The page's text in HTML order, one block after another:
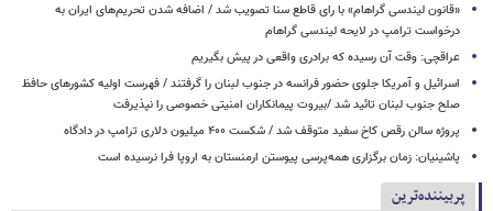
«قانون لیندسی گراهام» با رای قاطع سنا تصویب شد / اضافه شدن تحریم‌های ایران به
درخواست ترامپ در لایحه لیندسی گراهام
عراقچی: وقت آن رسیده که برادری واقعی در پیش بگیریم
اسرائیل و آمریکا جلوی حضور فرانسه در جنوب لبنان را گرفتند / فهرست اولیه کشورهای حافظ
صلح جنوب لبنان تائید شد /بیروت پیمانکاران امنیتی خصوصی را نپذیرفت
پروژه سالن رقص کاخ سفید متوقف شد / شکست ۴۰۰ میلیون دلاری ترامپ در دادگاه
پاشینیان: زمان برگزاری همه‌پرسی پیوستن ارمنستان به اروپا فرا نرسیده است
پربیننده‌ترین